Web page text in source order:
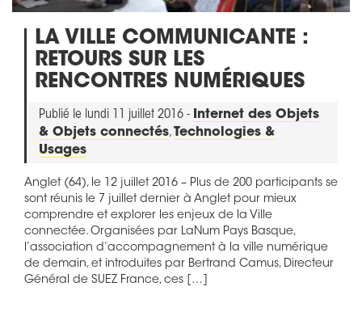
LA VILLE COMMUNICANTE :
RETOURS SUR LES
RENCONTRES NUMÉRIQUES
Publié le lundi 11 juillet 2016 -
Internet des Objets
& Objets connectés,Technologies &
Usages
Anglet (64), le 12 juillet 2016 – Plus de 200 participants se
sont réunis le 7 juillet dernier à Anglet pour mieux
comprendre et explorer les enjeux de la Ville
connectée. Organisées par LaNum Pays Basque,
l’association d’accompagnement à la ville numérique
de demain, et introduites par Bertrand Camus, Directeur
Général de SUEZ France, ces […]